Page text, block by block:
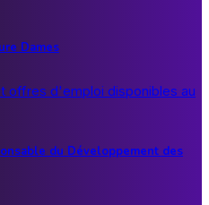
Dames
du Développement des